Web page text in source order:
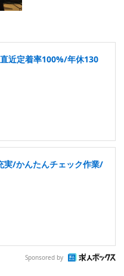
近定着率100%/年休130
実/かんたんチェック作業/
Sponsored by